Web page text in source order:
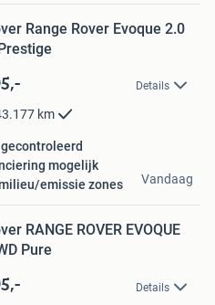
Range Rover Evoque 2.0
Details
km
gecontroleerd
mogelijk
emissie zones
Vandaag
RANGE ROVER EVOQUE
Pure
Details